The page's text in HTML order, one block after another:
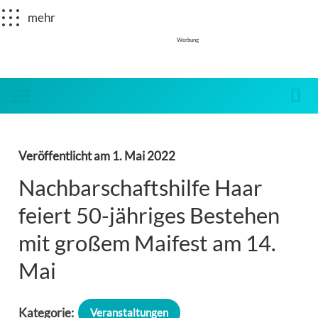
mehr
Werbung
Veröffentlicht am 1. Mai 2022
Nachbarschaftshilfe Haar
feiert 50-jähriges Bestehen
mit großem Maifest am 14.
Mai
Kategorie: Veranstaltungen